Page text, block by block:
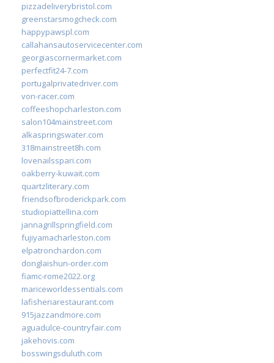
pizzadeliverybristol.com
greenstarsmogcheck.com
happypawspl.com
callahansautoservicecenter.com
georgiascornermarket.com
perfectfit24-7.com
portugalprivatedriver.com
von-racer.com
coffeeshopcharleston.com
salon104mainstreet.com
alkaspringswater.com
318mainstreet8h.com
lovenailsspari.com
oakberry-kuwait.com
quartzliterary.com
friendsofbroderickpark.com
studiopiattellina.com
jannagrillspringfield.com
fujiyamacharleston.com
elpatronchardon.com
donglaishun-order.com
fiamc-rome2022.org
mariceworldessentials.com
lafisheriarestaurant.com
915jazzandmore.com
aguadulce-countryfair.com
jakehovis.com
bosswingsduluth.com